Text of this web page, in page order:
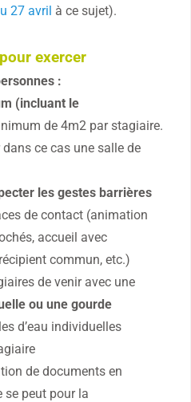
27 avril à ce sujet).
exercer
:
(incluant le
de 4m2 par stagiaire.
ce cas une salle de
les gestes barrières
de contact (animation
accueil avec
commun, etc.)
de venir avec une
ou une gourde
d’eau individuelles
de documents en
peut pour la